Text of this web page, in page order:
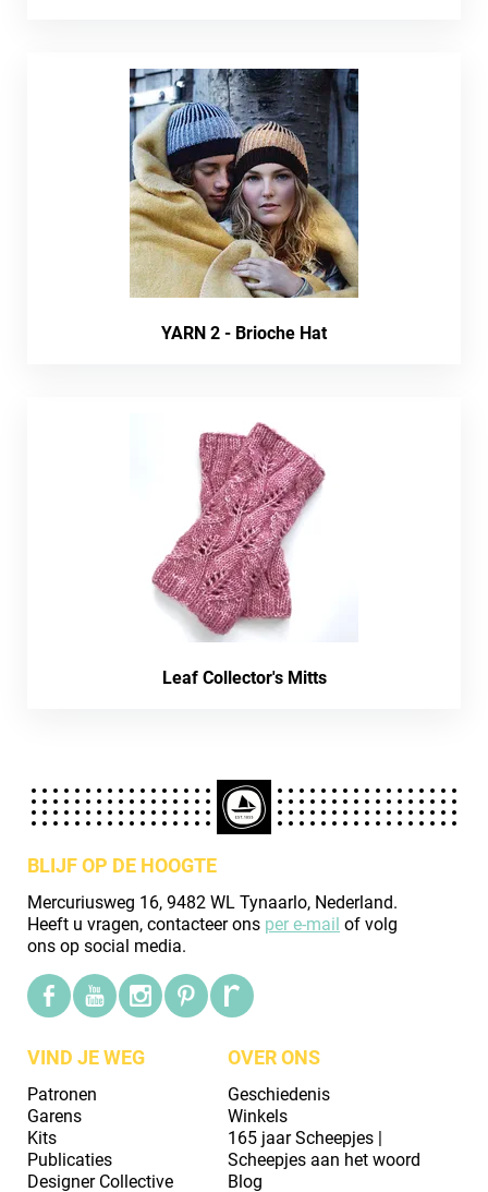
YARN 2 - Brioche Hat
Leaf Collector's Mitts
BLIJF OP DE HOOGTE
Mercuriusweg 16, 9482 WL Tynaarlo, Nederland.
Heeft u vragen, contacteer ons per e-mail of volg
ons op social media.
VIND JE WEG
Patronen
Garens
Kits
Publicaties
Designer Collective
OVER ONS
Geschiedenis
Winkels
165 jaar Scheepjes |
Scheepjes aan het woord
Blog